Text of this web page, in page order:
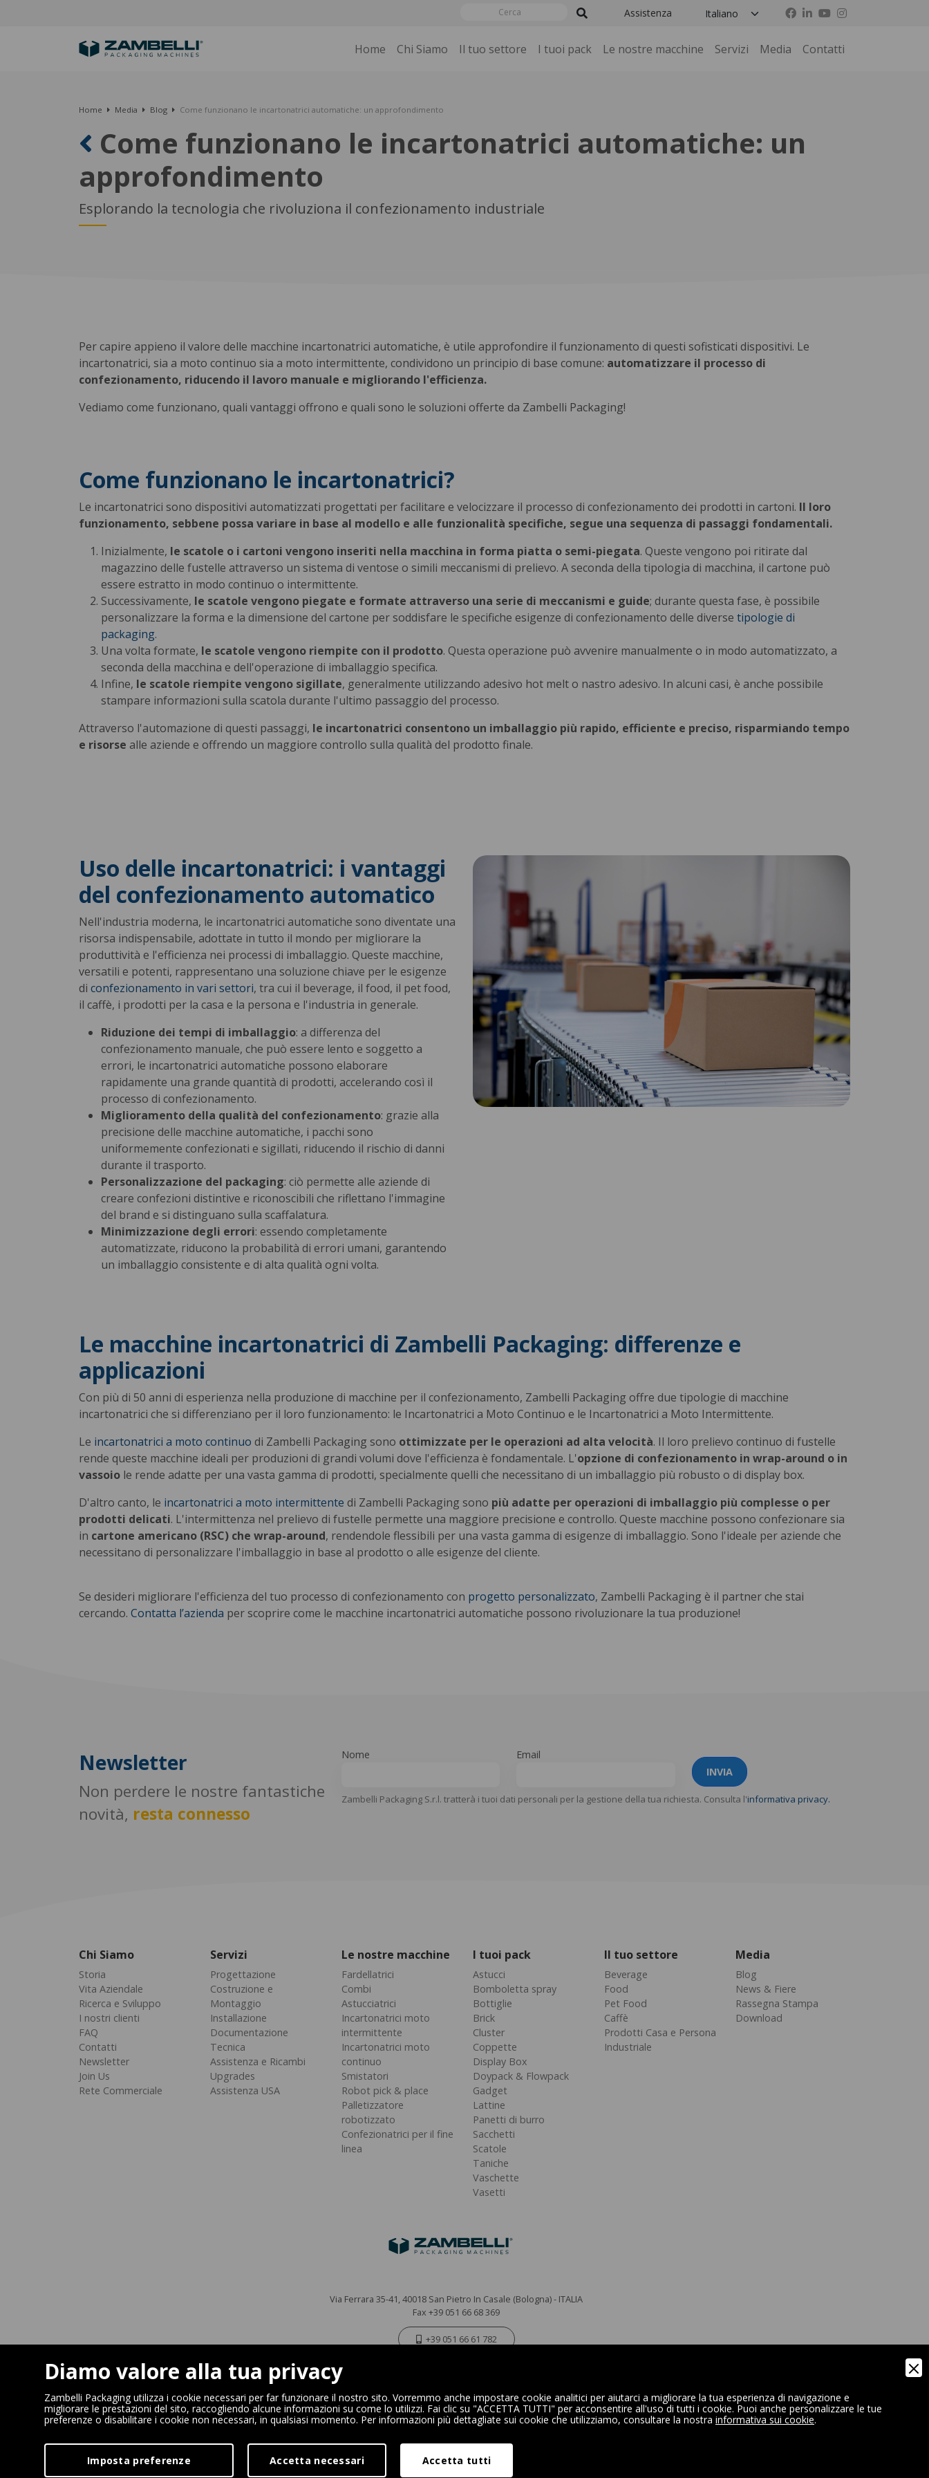
Assistenza
Home Chi Siamo Il tuo settore I tuoi pack Le nostre macchine Servizi Media Contatti
Home Media Blog Come funzionano le incartonatrici automatiche: un approfondimento
Come funzionano le incartonatrici automatiche: un
approfondimento
Esplorando la tecnologia che rivoluziona il confezionamento industriale
Per capire appieno il valore delle macchine incartonatrici automatiche, è utile approfondire il funzionamento di questi sofisticati dispositivi. Le
incartonatrici, sia a moto continuo sia a moto intermittente, condividono un principio di base comune: automatizzare il processo di
confezionamento, riducendo il lavoro manuale e migliorando l'efficienza.
Vediamo come funzionano, quali vantaggi offrono e quali sono le soluzioni offerte da Zambelli Packaging!
Come funzionano le incartonatrici?
Le incartonatrici sono dispositivi automatizzati progettati per facilitare e velocizzare il processo di confezionamento dei prodotti in cartoni. Il loro
funzionamento, sebbene possa variare in base al modello e alle funzionalità specifiche, segue una sequenza di passaggi fondamentali.
Inizialmente, le scatole o i cartoni vengono inseriti nella macchina in forma piatta o semi-piegata. Queste vengono poi ritirate dal
magazzino delle fustelle attraverso un sistema di ventose o simili meccanismi di prelievo. A seconda della tipologia di macchina, il cartone può
essere estratto in modo continuo o intermittente.
Successivamente, le scatole vengono piegate e formate attraverso una serie di meccanismi e guide; durante questa fase, è possibile
personalizzare la forma e la dimensione del cartone per soddisfare le specifiche esigenze di confezionamento delle diverse tipologie di
packaging.
Una volta formate, le scatole vengono riempite con il prodotto. Questa operazione può avvenire manualmente o in modo automatizzato, a
seconda della macchina e dell'operazione di imballaggio specifica.
Infine, le scatole riempite vengono sigillate, generalmente utilizzando adesivo hot melt o nastro adesivo. In alcuni casi, è anche possibile
stampare informazioni sulla scatola durante l'ultimo passaggio del processo.
Attraverso l'automazione di questi passaggi, le incartonatrici consentono un imballaggio più rapido, efficiente e preciso, risparmiando tempo
e risorse alle aziende e offrendo un maggiore controllo sulla qualità del prodotto finale.
Uso delle incartonatrici: i vantaggi
del confezionamento automatico
Nell'industria moderna, le incartonatrici automatiche sono diventate una
risorsa indispensabile, adottate in tutto il mondo per migliorare la
produttività e l'efficienza nei processi di imballaggio. Queste macchine,
versatili e potenti, rappresentano una soluzione chiave per le esigenze
di confezionamento in vari settori, tra cui il beverage, il food, il pet food,
il caffè, i prodotti per la casa e la persona e l'industria in generale.
Riduzione dei tempi di imballaggio: a differenza del
confezionamento manuale, che può essere lento e soggetto a
errori, le incartonatrici automatiche possono elaborare
rapidamente una grande quantità di prodotti, accelerando così il
processo di confezionamento.
Miglioramento della qualità del confezionamento: grazie alla
precisione delle macchine automatiche, i pacchi sono
uniformemente confezionati e sigillati, riducendo il rischio di danni
durante il trasporto.
Personalizzazione del packaging: ciò permette alle aziende di
creare confezioni distintive e riconoscibili che riflettano l'immagine
del brand e si distinguano sulla scaffalatura.
Minimizzazione degli errori: essendo completamente
automatizzate, riducono la probabilità di errori umani, garantendo
un imballaggio consistente e di alta qualità ogni volta.
Le macchine incartonatrici di Zambelli Packaging: differenze e
applicazioni
Con più di 50 anni di esperienza nella produzione di macchine per il confezionamento, Zambelli Packaging offre due tipologie di macchine
incartonatrici che si differenziano per il loro funzionamento: le Incartonatrici a Moto Continuo e le Incartonatrici a Moto Intermittente.
Le incartonatrici a moto continuo di Zambelli Packaging sono ottimizzate per le operazioni ad alta velocità. Il loro prelievo continuo di fustelle
rende queste macchine ideali per produzioni di grandi volumi dove l'efficienza è fondamentale. L'opzione di confezionamento in wrap-around o in
vassoio le rende adatte per una vasta gamma di prodotti, specialmente quelli che necessitano di un imballaggio più robusto o di display box.
D'altro canto, le incartonatrici a moto intermittente di Zambelli Packaging sono più adatte per operazioni di imballaggio più complesse o per
prodotti delicati. L'intermittenza nel prelievo di fustelle permette una maggiore precisione e controllo. Queste macchine possono confezionare sia
in cartone americano (RSC) che wrap-around, rendendole flessibili per una vasta gamma di esigenze di imballaggio. Sono l'ideale per aziende che
necessitano di personalizzare l'imballaggio in base al prodotto o alle esigenze del cliente.
Se desideri migliorare l'efficienza del tuo processo di confezionamento con progetto personalizzato, Zambelli Packaging è il partner che stai
cercando. Contatta l’azienda per scoprire come le macchine incartonatrici automatiche possono rivoluzionare la tua produzione!
Newsletter
Non perdere le nostre fantastiche
novità, resta connesso
Nome
Email
INVIA
Zambelli Packaging S.r.l. tratterà i tuoi dati personali per la gestione della tua richiesta. Consulta l'informativa privacy.
Chi Siamo
Storia
Vita Aziendale
Ricerca e Sviluppo
I nostri clienti
FAQ
Contatti
Newsletter
Join Us
Rete Commerciale
Servizi
Progettazione
Costruzione e
Montaggio
Installazione
Documentazione
Tecnica
Assistenza e Ricambi
Upgrades
Assistenza USA
Le nostre macchine
Fardellatrici
Combi
Astucciatrici
Incartonatrici moto
intermittente
Incartonatrici moto
continuo
Smistatori
Robot pick & place
Palletizzatore
robotizzato
Confezionatrici per il fine
linea
I tuoi pack
Astucci
Bomboletta spray
Bottiglie
Brick
Cluster
Coppette
Display Box
Doypack & Flowpack
Gadget
Lattine
Panetti di burro
Sacchetti
Scatole
Taniche
Vaschette
Vasetti
Il tuo settore
Beverage
Food
Pet Food
Caffè
Prodotti Casa e Persona
Industriale
Media
Blog
News & Fiere
Rassegna Stampa
Download
Via Ferrara 35-41, 40018 San Pietro In Casale (Bologna) - ITALIA
Fax +39 051 66 68 369
+39 051 66 61 782
Digital Marketing
Diamo valore alla tua privacy
Zambelli Packaging utilizza i cookie necessari per far funzionare il nostro sito. Vorremmo anche impostare cookie analitici per aiutarci a migliorare la tua esperienza di navigazione e
migliorare le prestazioni del sito, raccogliendo alcune informazioni su come lo utilizzi. Fai clic su "ACCETTA TUTTI" per acconsentire all'uso di tutti i cookie. Puoi anche personalizzare le tue
preferenze o disabilitare i cookie non necessari, in qualsiasi momento. Per informazioni più dettagliate sui cookie che utilizziamo, consultare la nostra informativa sui cookie.
Imposta preferenze Accetta necessari Accetta tutti